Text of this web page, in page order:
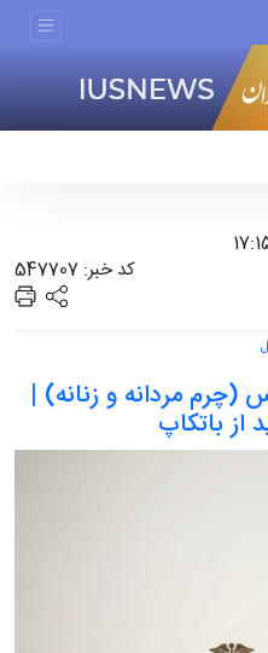
کد خبر: 547707
مردانه و زنانه) |
از باتکاپ